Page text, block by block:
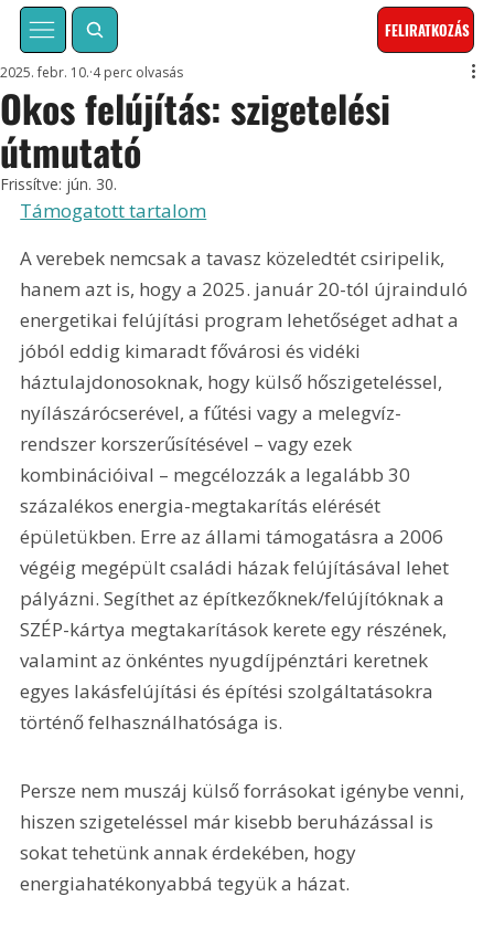
FELIRATKOZÁS
Okos felújítás: szigetelési
útmutató
2025. febr. 10. 4 perc olvasás
Frissítve: jún. 30.
Támogatott tartalom
A verebek nemcsak a tavasz közeledtét csiripelik,
hanem azt is, hogy a 2025. január 20-tól újrainduló
energetikai felújítási program lehetőséget adhat a
jóból eddig kimaradt fővárosi és vidéki
háztulajdonosoknak, hogy külső hőszigeteléssel,
nyílászárócserével, a fűtési vagy a melegvíz-
rendszer korszerűsítésével – vagy ezek
kombinációival – megcélozzák a legalább 30
százalékos energia-megtakarítás elérését
épületükben. Erre az állami támogatásra a 2006
végéig megépült családi házak felújításával lehet
pályázni. Segíthet az építkezőknek/felújítóknak a
SZÉP-kártya megtakarítások kerete egy részének,
valamint az önkéntes nyugdíjpénztári keretnek
egyes lakásfelújítási és építési szolgáltatásokra
történő felhasználhatósága is.
Persze nem muszáj külső forrásokat igénybe venni,
hiszen szigeteléssel már kisebb beruházással is
sokat tehetünk annak érdekében, hogy
energiahatékonyabbá tegyük a házat.